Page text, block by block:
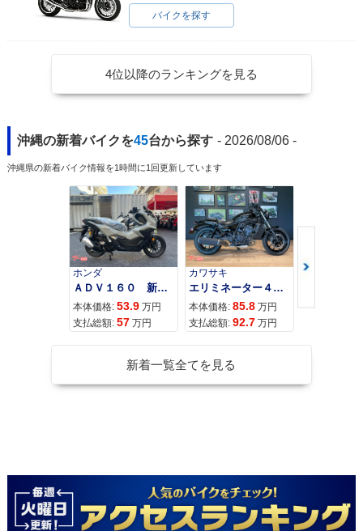
バイクを探す
4位以降のランキングを見る
沖縄の新着バイクを45台から探す - 2026/08/06 -
沖縄県の新着バイク情報を1時間に1回更新しています
ホンダ
ＡＤＶ１６０ 新車 ２０２６年最新モデル パールスモーキーグレー スマートキー ２９Ｌメットイン ＵＳＢ Ｔｙｐｅ−Ｃ装備
本体価格: 53.9 万円
支払総額: 57 万円
カワサキ
エリミネーター４００
本体価格: 85.8 万円
支払総額: 92.7 万円
カワサキ
本体価格:
新着一覧全てを見る